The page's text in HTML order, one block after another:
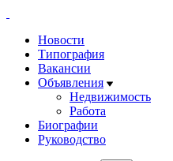
Новости
Типография
Вакансии
Объявления
Недвижимость
Работа
Биографии
Руководство